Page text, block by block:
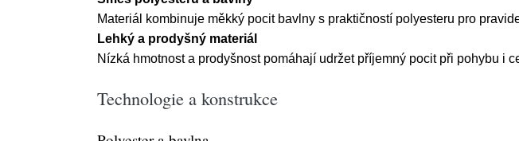
Materiál kombinuje měkký pocit bavlny s praktičností polyesteru pro
Lehký a prodyšný materiál
Nízká hmotnost a prodyšnost pomáhají udržet příjemný pocit při pohybu i
Technologie a konstrukce